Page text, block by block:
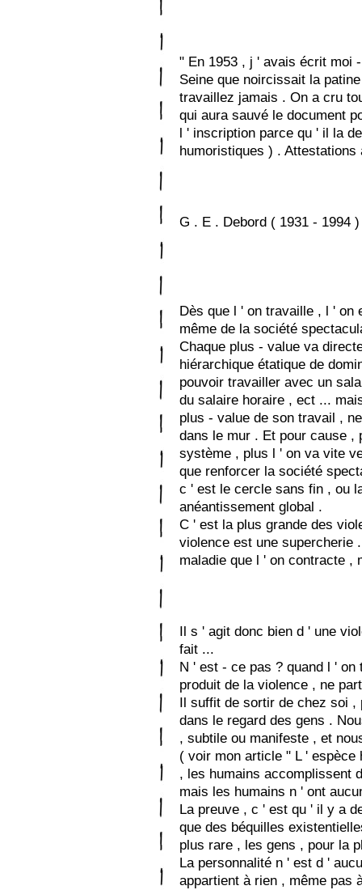
" En 1953 , j ' avais écrit moi
Seine que noircissait la
travaillez jamais . On a cru
qui aura sauvé le document
l ' inscription parce qu ' il la
humoristiques ) .
G . E . Debord ( 1931 - 1994 )
Dès que l ' on travaille , l ' on
même de la société
Chaque plus - value va
hiérarchique étatique de
pouvoir travailler avec un
du salaire horaire , ect ...
plus - value de son travail ,
dans le mur . Et pour cause ,
système , plus l ' on va vite
que renforcer la société
c ' est le cercle sans fin , ou
anéantissement global .
C ' est la plus grande des
violence est une supercherie
maladie que l ' on contracte ,
Il s ' agit donc bien d ' une
fait ...
N ' est - ce pas ? quand l '
produit de la violence , ne
Il suffit de sortir de chez soi ,
dans le regard des gens .
, subtile ou manifeste , et
( voir mon article " L '
, les humains accomplissent
mais les humains n ' ont
La preuve , c ' est qu ' il y a
que des béquilles
plus rare , les gens , pour la
La personnalité n ' est d '
appartient à rien , même pas